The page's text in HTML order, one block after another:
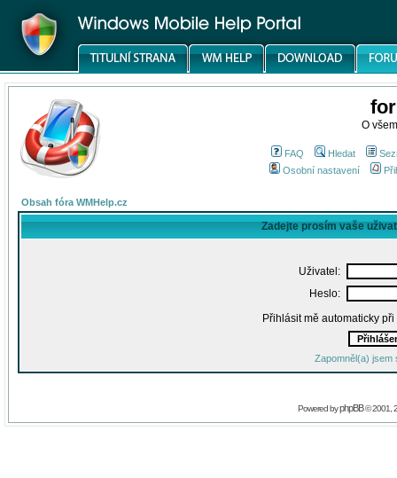
O
FAQ Hledat
Osobní nastavení
Obsah fóra WMHelp.cz
Zadejte prosím vaše
Uživatel:
Heslo:
Přihlásit mě automaticky
Zapomněl(a) jsem
Powered byphpBB© 2001,